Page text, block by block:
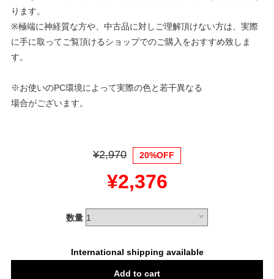
ります。
※極端に神経質な方や、中古品に対しご理解頂けない方は、実際
に手に取ってご覧頂けるショップでのご購入をおすすめ致しま
す。
※お使いのPC環境によって実際の色と若干異なる
場合がございます。
¥2,970 20%OFF
¥2,376
数量
International shipping available
Add to cart